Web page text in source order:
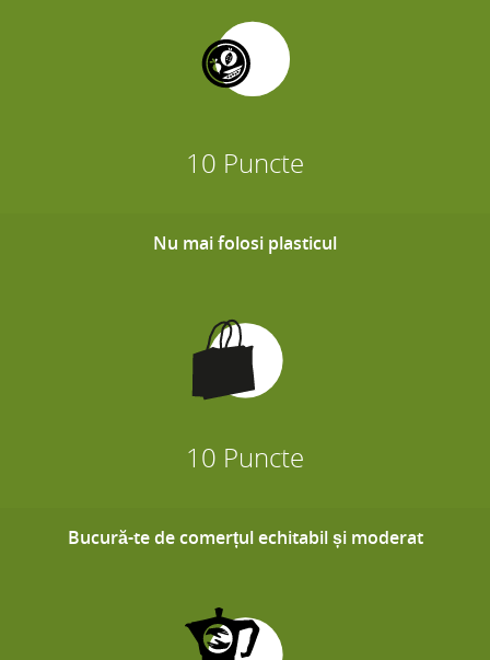
10 Puncte
Nu mai folosi plasticul
10 Puncte
Bucură-te de comerțul echitabil și moderat